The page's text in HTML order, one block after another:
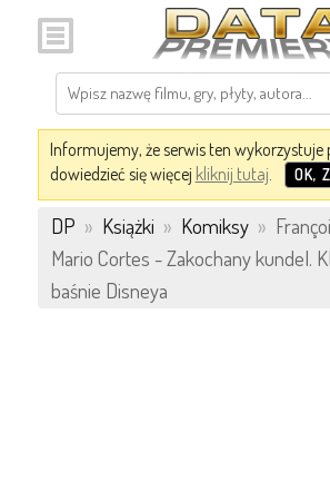
Informujemy, że serwis ten wykorzystuje
dowiedzieć się więcej kliknij tutaj. OK,
DP » Książki » Komiksy »
Mario Cortes - Zakochany kundel.
baśnie Disneya